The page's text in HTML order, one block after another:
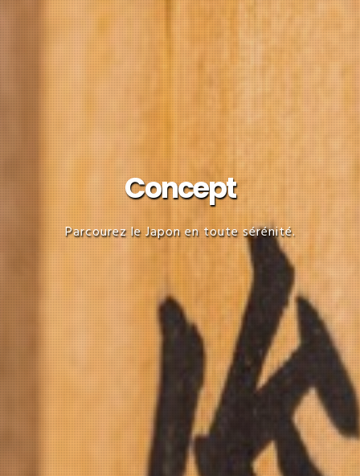
Concept
Parcourez le Japon en toute sérénité.